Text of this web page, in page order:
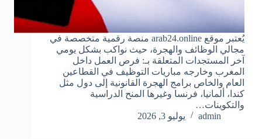
يُعتبر موقع arab24.online منصة رقمية متخصصة في
مجالي الوظائف والهجرة، حيث نواكب بشكل يومي
آخر المستجدات المتعلقة بـ: فرص العمل داخل
المغرب وخارجه مباريات التوظيف في القطاعين
العام والخاص برامج الهجرة القانونية إلى دول مثل
كندا، ألمانيا، فرنسا وغيرها المنح الدراسية
والتكوينات…
admin
يوليو 3, 2026